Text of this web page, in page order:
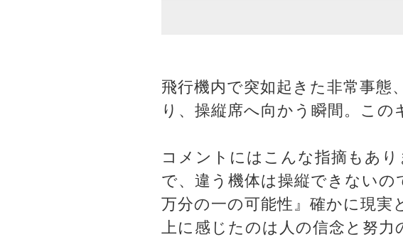
飛行機内で突如起きた非常事態
り、操縦席へ向かう瞬間。この
コメントにはこんな指摘もあ
で、違う機体は操縦できない
万分の一の可能性』確かに現
上に感じたのは人の信念と努